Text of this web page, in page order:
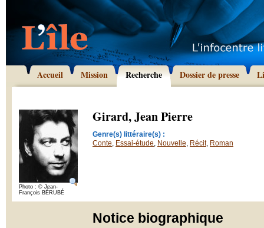
Accueil Mission Recherche Dossier de presse
Photo : © Jean-
François BÉRUBÉ
Girard, Jean Pierre
Genre(s) littéraire(s) :
Conte, Essai-étude, Nouvelle, Récit, Roman
Notice biographique